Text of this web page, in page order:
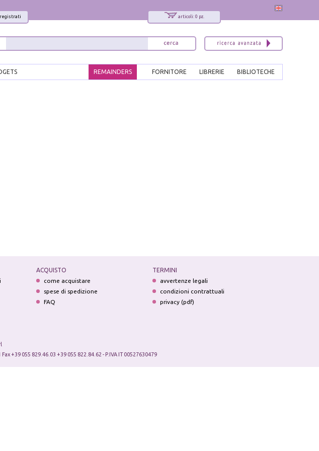
articoli: 0 pz.
registrati
BIBLIOTECHE
LIBRERIE
FORNITORE
REMAINDERS
ACQUISTO
come acquistare
spese di spedizione
FAQ
TERMINI
avvertenze legali
condizioni contrattuali
privacy (pdf)
+39 055 829.46.03 +39 055 822.84.62 - P.IVA IT 00527630479